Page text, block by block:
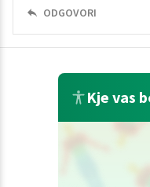
ODGOVORI
Kje vas